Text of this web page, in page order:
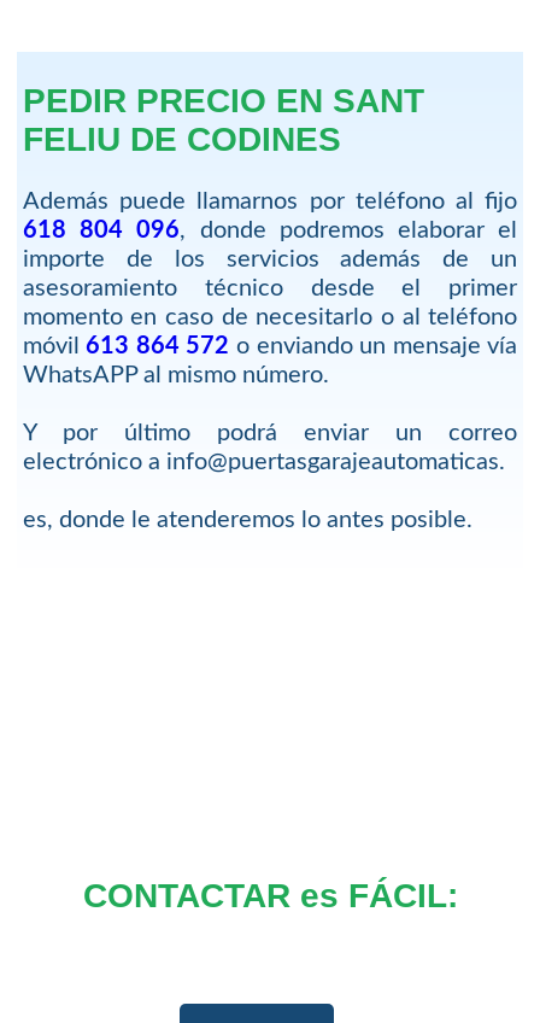
PEDIR PRECIO EN SANT
FELIU DE CODINES
Además puede llamarnos por teléfono al fijo
618 804 096, donde podremos elaborar el
importe de los servicios además de un
asesoramiento técnico desde el primer
momento en caso de necesitarlo o al teléfono
móvil613 864 572 o enviando un mensaje vía
WhatsAPP al mismo número.
Y por último podrá enviar un correo
electrónico a info@puertasgarajeautomaticas.
es, donde le atenderemos lo antes posible.
CONTACTAR es FÁCIL: